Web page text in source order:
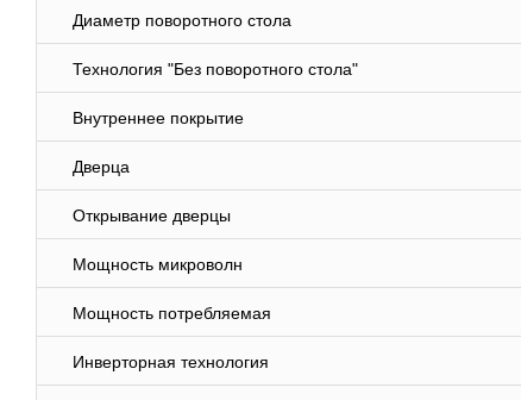
Диаметр поворотного стола
Технология "Без поворотного стола"
Внутреннее покрытие
Дверца
Открывание дверцы
Мощность микроволн
Мощность потребляемая
Инверторная технология